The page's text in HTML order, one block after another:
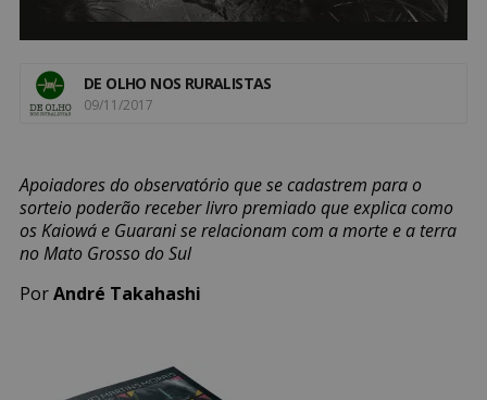
DE OLHO NOS RURALISTAS
09/11/2017
Apoiadores do observatório que se cadastrem para o
sorteio poderão receber livro premiado que explica como
os Kaiowá e Guarani se relacionam com a morte e a terra
no Mato Grosso do Sul
PorAndré Takahashi